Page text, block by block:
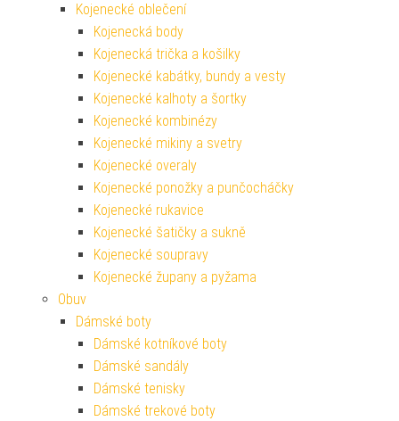
Kojenecké oblečení
Kojenecká body
Kojenecká trička a košilky
Kojenecké kabátky, bundy a vesty
Kojenecké kalhoty a šortky
Kojenecké kombinézy
Kojenecké mikiny a svetry
Kojenecké overaly
Kojenecké ponožky a punčocháčky
Kojenecké rukavice
Kojenecké šatičky a sukně
Kojenecké soupravy
Kojenecké župany a pyžama
Obuv
Dámské boty
Dámské kotníkové boty
Dámské sandály
Dámské tenisky
Dámské trekové boty